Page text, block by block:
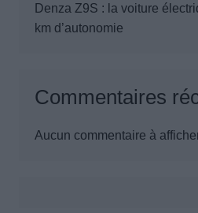
Denza Z9S : la voiture
km d’autonomie
Commentaires
Aucun commentaire à